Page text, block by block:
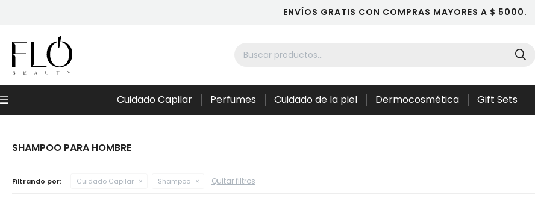
ENVÍOS GRATIS CON COMPRAS MAYORES A $ 5000.
Menú Cuidado Capilar Perfumes Cuidado de la piel Dermocosmética Gift Sets
SHAMPOO PARA HOMBRE
Filtrando por: Cuidado Capilar Shampoo Quitar filtros